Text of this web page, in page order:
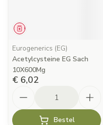
Geneesmiddel
Eurogenerics (EG)
Acetylcysteine EG Sach
10X600Mg
€ 6,02
Bestel